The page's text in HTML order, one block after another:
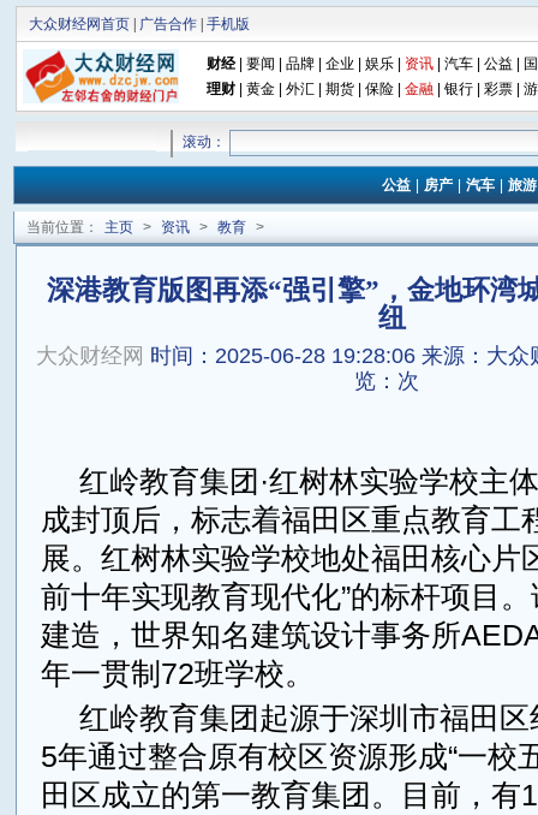
大众财经网首页| 广告合作| 手机版
财经| 要闻 品牌| 企业 娱乐| 资讯| 汽车| 公益
理财| 黄金| 外汇| 期货| 保险| 金融| 银行 彩票|
滚动：
公益|房产|汽车|旅游
当前位置： 主页 > 资讯 > 教育 >
深港教育版图再添“强引擎”，金地环湾
纽
大众财经网 时间：2025-06-28 19:28:06 来源：大众
览： 次
红岭教育集团·红树林实验学校主
成封顶后，标志着福田区重点教育工
展。红树林实验学校地处福田核心片
前十年实现教育现代化”的标杆项目
建造，世界知名建筑设计事务所
年一贯制72班学校。
红岭教育集团起源于深圳市福田
5年通过整合原有校区资源形成“一校
田区成立的第一教育集团。目前，有